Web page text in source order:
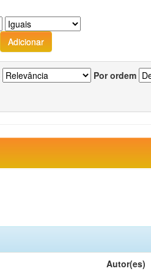
Por ordem
Autor(es)